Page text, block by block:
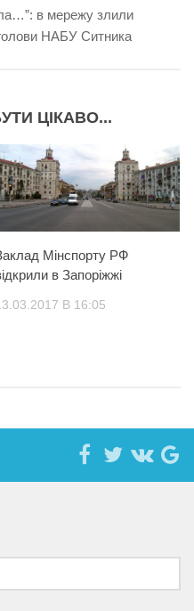
в мережу злили
голови НАБУ Ситника
ЦІКАВО...
Мінспорту РФ
в Запоріжжі
В 16:05